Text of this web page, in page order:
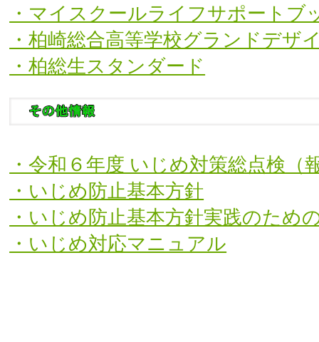
・マイスクールライフサポートブ
・柏崎総合高等学校グランドデザ
・柏総生スタンダード
・令和６年度 いじめ対策総点検（
・いじめ防止基本方針
・いじめ防止基本方針実践のため
・いじめ対応マニュアル